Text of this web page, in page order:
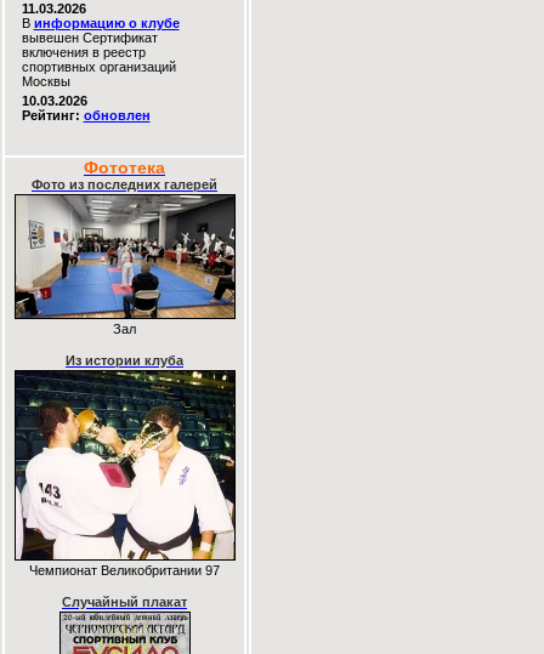
11.03.2026
В информацию о клубе
вывешен Сертификат
включения в реестр
спортивных организаций
Москвы
10.03.2026
Рейтинг: обновлен
Фототека
Фото из последних галерей
Зал
Из истории клуба
Чемпионат Великобритании 97
Случайный плакат